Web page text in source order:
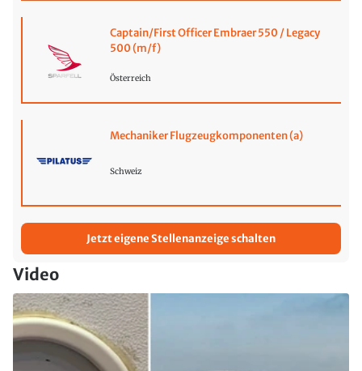
Captain/First Officer Embraer 550 / Legacy
500 (m/f)
Österreich
Mechaniker Flugzeugkomponenten (a)
Schweiz
Jetzt eigene Stellenanzeige schalten
Video